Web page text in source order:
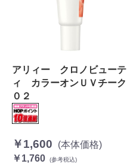
アリィー クロノビューテ
ィ カラーオンＵＶチーク
０２
￥1,600
(本体価格)
￥1,760
(参考税込)